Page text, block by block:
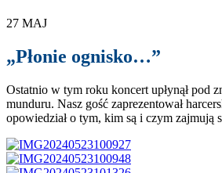
27 MAJ
„Płonie ognisko…”
Ostatnio w tym roku koncert upłynął pod
munduru. Nasz gość zaprezentował
opowiedział o tym, kim są i czym zajmują